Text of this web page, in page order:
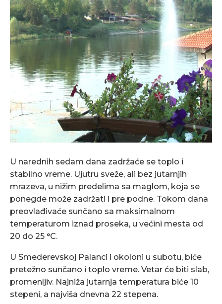
U narednih sedam dana zadržaće se toplo i
stabilno vreme. Ujutru sveže, ali bez jutarnjih
mrazeva, u nižim predelima sa maglom, koja se
ponegde može zadržati i pre podne. Tokom dana
preovlađivaće sunčano sa maksimalnom
temperaturom iznad proseka, u većini mesta od
20 do 25 °C.
U Smederevskoj Palanci i okoloni u subotu, biće
pretežno sunčano i toplo vreme. Vetar će biti slab,
promenljiv. Najniža jutarnja temperatura biće 10
stepeni, a najviša dnevna 22 stepena.